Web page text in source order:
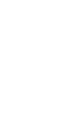
"ศานตาร
Old City